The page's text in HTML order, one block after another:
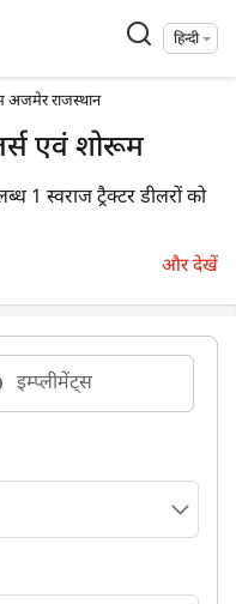
हिन्दी
अजमेर राजस्थान
एवं शोरूम
1 स्वराज ट्रैक्टर डीलरों को
और देखें
इम्प्लीमेंट्स